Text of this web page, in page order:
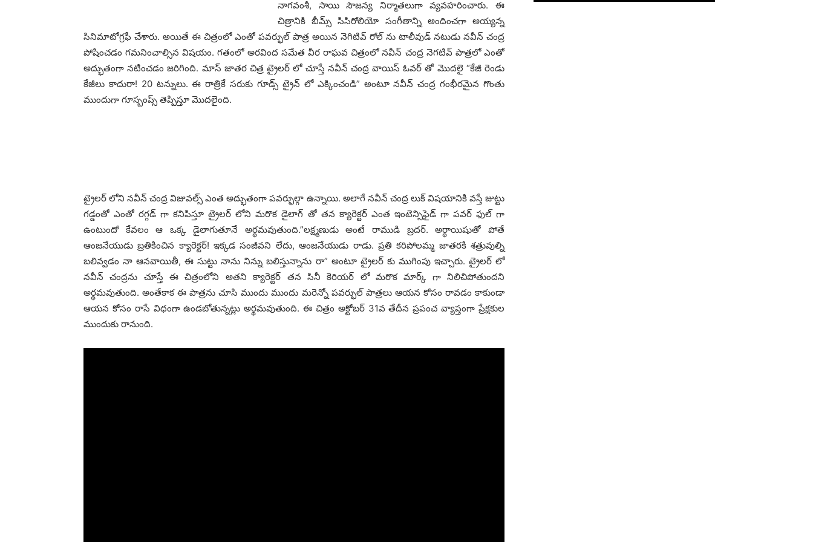
నాగవంశీ, సాయి సౌజన్య నిర్మాతలుగా వ్యవహరించారు. ఈ
చిత్రానికి బీమ్స్ సిసిరోలియో సంగీతాన్ని అందించగా అయ్యన్న
సినిమాటోగ్రఫీ చేశారు. అయితే ఈ చిత్రంలో ఎంతో పవర్ఫుల్ పాత్ర అయిన నెగిటివ్ రోల్ ను టాలీవుడ్ నటుడు నవీన్ చంద్ర
పోషించడం గమనించాల్సిన విషయం. గతంలో అరవింద సమేత వీర రాఘవ చిత్రంలో నవీన్ చంద్ర నెగటివ్ పాత్రలో ఎంతో
అద్భుతంగా నటించడం జరిగింది. మాస్ జాతర చిత్ర ట్రైలర్ లో చూస్తే నవీన్ చంద్ర వాయిస్ ఓవర్ తో మొదలై “కేజీ రెండు
కేజీలు కాదురా! 20 టన్నులు. ఈ రాత్రికే సరుకు గూడ్స్ ట్రైన్ లో ఎక్కించండి” అంటూ నవీన్ చంద్ర గంభీరమైన గొంతు
ముందుగా గూస్బంప్స్ తెప్పిస్తూ మొదలైంది.
ట్రైలర్ లోని నవీన్ చంద్ర విజువల్స్ ఎంత అద్భుతంగా పవర్ఫుల్గా ఉన్నాయి. అలాగే నవీన్ చంద్ర లుక్ విషయానికి వస్తే జుట్టు
గడ్డంతో ఎంతో రగ్గడ్ గా కనిపిస్తూ ట్రైలర్ లోని మరొక డైలాగ్ తో తన క్యారెక్టర్ ఎంత ఇంటెన్సిఫైడ్ గా పవర్ ఫుల్ గా
ఉంటుందో కేవలం ఆ ఒక్క డైలాగుతూనే అర్థమవుతుంది.”లక్ష్మణుడు అంటే రాముడి బ్రదర్. అర్థాయిషుతో పోతే
ఆంజనేయుడు బ్రతికించిన క్యారెక్టర్! ఇక్కడ సంజీవని లేదు, ఆంజనేయుడు రాడు. ప్రతి కరిపోలమ్మ జాతరకి శత్రువుల్ని
బలివ్వడం నా ఆనవాయితీ, ఈ సుట్టు నాను నిన్ను బలిస్తున్నాను రా” అంటూ ట్రైలర్ కు ముగింపు ఇచ్చారు. ట్రైలర్ లో
నవీన్ చంద్రను చూస్తే ఈ చిత్రంలోని అతని క్యారెక్టర్ తన సినీ కెరియర్ లో మరొక మార్క్ గా నిలిచిపోతుందని
అర్థమవుతుంది. అంతేకాక ఈ పాత్రను చూసి ముందు ముందు మరెన్నో పవర్ఫుల్ పాత్రలు ఆయన కోసం రావడం కాకుండా
ఆయన కోసం రాసే విధంగా ఉండబోతున్నట్లు అర్థమవుతుంది. ఈ చిత్రం అక్టోబర్ 31వ తేదీన ప్రపంచ వ్యాప్తంగా ప్రేక్షకుల
ముందుకు రానుంది.